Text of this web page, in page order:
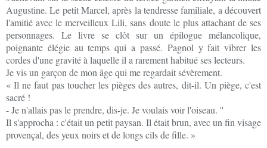
Augustine. Le petit Marcel, après la tendresse familiale, a découvert
l'amitié avec le merveilleux Lili, sans doute le plus attachant de ses
personnages. Le livre se clôt sur un épilogue mélancolique,
poignante élégie au temps qui a passé. Pagnol y fait vibrer les
cordes d'une gravité à laquelle il a rarement habitué ses lecteurs.
Je vis un garçon de mon âge qui me regardait sévèrement.
« Il ne faut pas toucher les pièges des autres, dit-il. Un piège, c'est
sacré !
- Je n'allais pas le prendre, dis-je. Je voulais voir l'oiseau. ''
Il s'approcha : c'était un petit paysan. Il était brun, avec un fin visage
provençal, des yeux noirs et de longs cils de fille. »